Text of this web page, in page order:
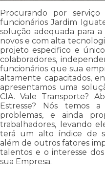
Procurando por
funcionários Jardim
solução adequada para
novos e com alta
projeto especifico e
colaboradores,
funcionários que sua
altamente capacitados,
apresentamos uma
CIA. Vale Transporte?
Estresse? Nós temos
problemas, e ainda
trabalhadores, levando
terá um alto índice de
além de outros fatores
talentos e o interesse
sua Empresa.